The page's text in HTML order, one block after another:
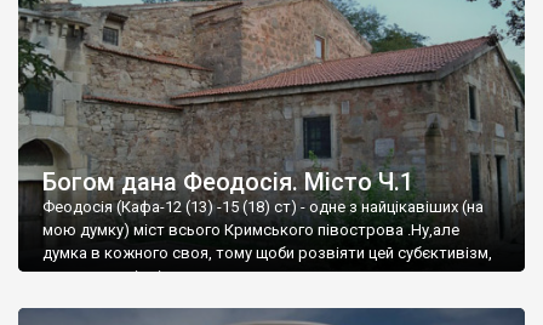
Богом дана Феодосія. Місто Ч.1
Феодосія (Кафа-12 (13) -15 (18) ст) - одне з найцікавіших (на
мою думку) міст всього Кримського півострова .Ну,але
думка в кожного своя, тому щоби розвіяти цей субєктивізм,
запрошую відвідати це